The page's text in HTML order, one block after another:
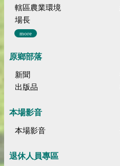
轄區農業環境
場長
more
原鄉部落
新聞
出版品
本場影音
本場影音
退休人員專區